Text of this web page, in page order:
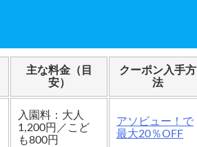
主な料金（目
安）
クーポン入手方
法
入園料：大人
1,200円／こど
も800円
アソビュー！で
最大20％OFF